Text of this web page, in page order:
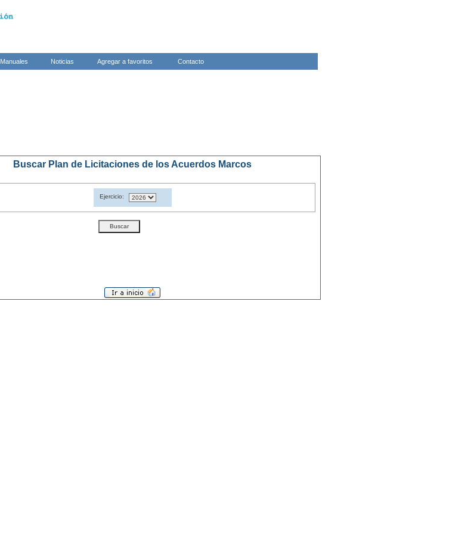
Manuales Noticias Agregar a favoritos Contacto
Buscar Plan de Licitaciones de los Acuerdos Marcos
Ejercicio: